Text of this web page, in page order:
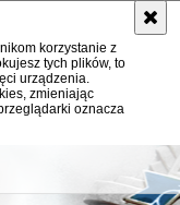
korzystanie z
tych plików, to
urządzenia.
zmieniając
oznacza